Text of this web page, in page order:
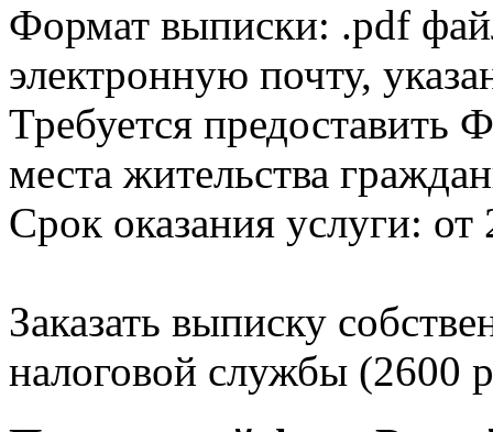
Формат выписки: .pdf
электронную почту,
Требуется
места жительства
Срок оказания услуги: от
Заказать выписку
налоговой службы (2600